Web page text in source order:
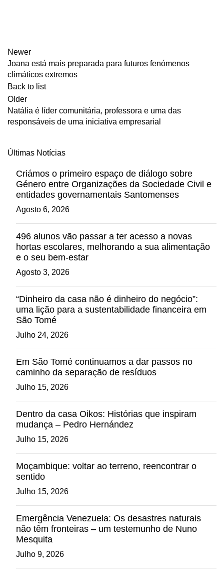
Newer
Joana está mais preparada para futuros fenómenos
climáticos extremos
Back to list
Older
Natália é líder comunitária, professora e uma das
responsáveis de uma iniciativa empresarial
Últimas Notícias
Criámos o primeiro espaço de diálogo sobre
Género entre Organizações da Sociedade Civil e
entidades governamentais Santomenses
Agosto 6, 2026
496 alunos vão passar a ter acesso a novas
hortas escolares, melhorando a sua alimentação
e o seu bem-estar
Agosto 3, 2026
“Dinheiro da casa não é dinheiro do negócio”:
uma lição para a sustentabilidade financeira em
São Tomé
Julho 24, 2026
Em São Tomé continuamos a dar passos no
caminho da separação de resíduos
Julho 15, 2026
Dentro da casa Oikos: Histórias que inspiram
mudança – Pedro Hernández
Julho 15, 2026
Moçambique: voltar ao terreno, reencontrar o
sentido
Julho 15, 2026
Emergência Venezuela: Os desastres naturais
não têm fronteiras – um testemunho de Nuno
Mesquita
Julho 9, 2026